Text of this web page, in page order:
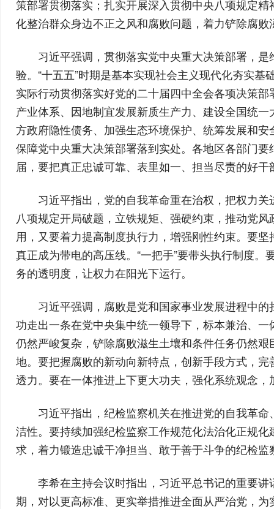
策部署贯彻落实；扎实开展深入贯彻中央八项规定
化整治群众身边不正之风和腐败问题，着力铲除腐
习近平强调，贯彻落实党中央重大决策部署，
验。“十五五”时期是基本实现社会主义现代化夯实
实际行动贯彻落实好党的二十届四中全会各项决策
产业体系、因地制宜发展新质生产力、建设全国统
方政府隐性债务、加强生态环境保护、统筹发展和
保障党中央重大决策部署落到实处。各地区各部门
届，要把真正忠诚可靠、表里如一、担当尽责的好干
习近平指出，党的自我革命重在治权，把权力
八项规定开局破题，立铁规矩、强硬约束，推动党
用，又要着力提高制度执行力，增强刚性约束。要
真正成为带电的高压线。“一把手”要带头执行制度
务的透明度，让权力在阳光下运行。
习近平强调，腐败是党和国家事业发展进程中
功走出一条在党中央集中统一领导下，标本兼治、
仍然严峻复杂，铲除腐败滋生土壤和条件任务仍然
地。要把握腐败的新动向新特点，创新手段方式，
透力。要在一体推进上下更大功夫，强化系统观念
习近平指出，纪检监察机关在推进党的自我革
洁性。要持续加强纪检监察工作规范化法治化正规
求，着力锻造忠诚干净担当、敢于善于斗争的纪检监
李希在主持会议时指出，习近平总书记的重要
期，对以更高标准、更实举措推进全面从严治党，